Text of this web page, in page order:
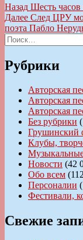
Навигация
по
записям
Назад Предыдущая
запись:
Шесть часов
Далее Следующая
запись:
След ЦРУ
поэта Пабло
Искать:
Рубрики
Авторская
Авторская
Авторская
Без рубрики
Грушинский
Клубы,
Новости (42
Обо всем
Персоналии
Фестивали,
Свежие